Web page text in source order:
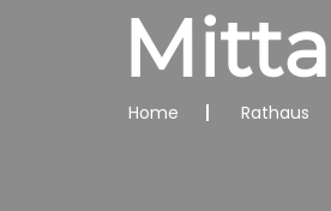
Home Rathaus